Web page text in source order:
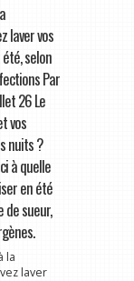
laver vos
selon
Par
26 Le
vos
nuits ?
à quelle
en été
sueur,
la
laver